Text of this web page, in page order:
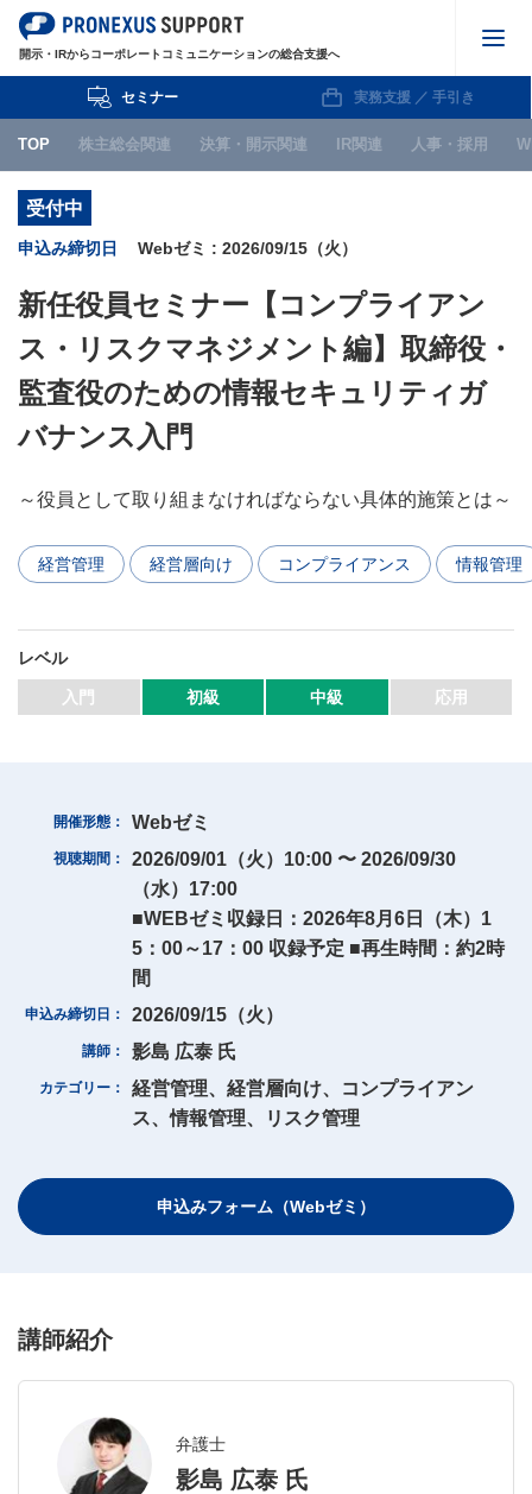
開示・IRからコーポレートコミュニケーションの総合支援へ
決算・開示関連
IR関連
WEB
お知らせ
セミナー
お問い合わせ
実務支援機能
手引き検索
相談部メール相談
Webゼミプレミアム
連載
記事一覧 実務FAQ一覧
サイトマップ 規約 関連リンク 株式会社プロネクサス
TOP 株主総会関連 決算・開示関連 IR関連 人事・採用
セミナー 実務支援 ／ 手引き
新任役員セミナー【コンプライアン
ス・リスクマネジメント編】取締役・
監査役のための情報セキュリティガ
バナンス入門
～役員として取り組まなければならない具体的施策とは～
受付中
申込み締切日 Webゼミ : 2026/09/15（火）
経営管理 経営層向け コンプライアンス 情報管理
レベル
入門 初級 中級 応用
開催形態 Webゼミ
視聴期間
2026/09/01（火）10:00 〜 2026/09/30
（水）17:00
■WEBゼミ収録日：2026年8月6日（木）1
5：00～17：00 収録予定 ■再生時間：約2時
間
申込み締切日 2026/09/15（火）
講師 影島 広泰 氏
カテゴリー
経営管理、経営層向け、コンプライアン
ス、情報管理、リスク管理
申込みフォーム（Webゼミ）
講師紹介
弁護士
影島 広泰 氏